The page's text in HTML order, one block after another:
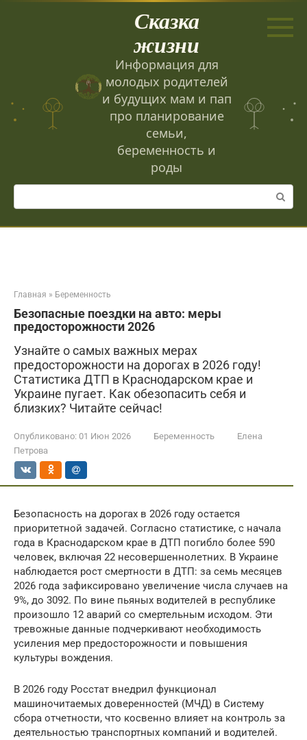
Сказка
жизни
Информация для
молодых родителей
и будущих мам и пап
про планирование
семьи,
беременность и
роды
Поиск:
Главная » Беременность
Безопасные поездки на авто: меры
предосторожности 2026
Узнайте о самых важных мерах
предосторожности на дорогах в 2026 году!
Статистика ДТП в Краснодарском крае и
Украине пугает. Как обезопасить себя и
близких? Читайте сейчас!
Опубликовано: 01 Июн 2026 Беременность
Елена
Петрова
Безопасность на дорогах в 2026 году остается
приоритетной задачей. Согласно статистике, с начала
года в Краснодарском крае в ДТП погибло более 590
человек, включая 22 несовершеннолетних. В Украине
наблюдается рост смертности в ДТП: за семь месяцев
2026 года зафиксировано увеличение числа случаев на
9%, до 3092. По вине пьяных водителей в республике
произошло 12 аварий со смертельным исходом. Эти
тревожные данные подчеркивают необходимость
усиления мер предосторожности и повышения
культуры вождения.
В 2026 году Росстат внедрил функционал
машиночитаемых доверенностей (МЧД) в Систему
сбора отчетности, что косвенно влияет на контроль за
деятельностью транспортных компаний и водителей.